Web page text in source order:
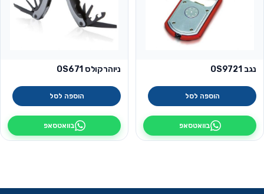
נגב OS9721
הוספה לסל
בוואטסאפ
ניוהרקולס OS671
הוספה לסל
בוואטסאפ